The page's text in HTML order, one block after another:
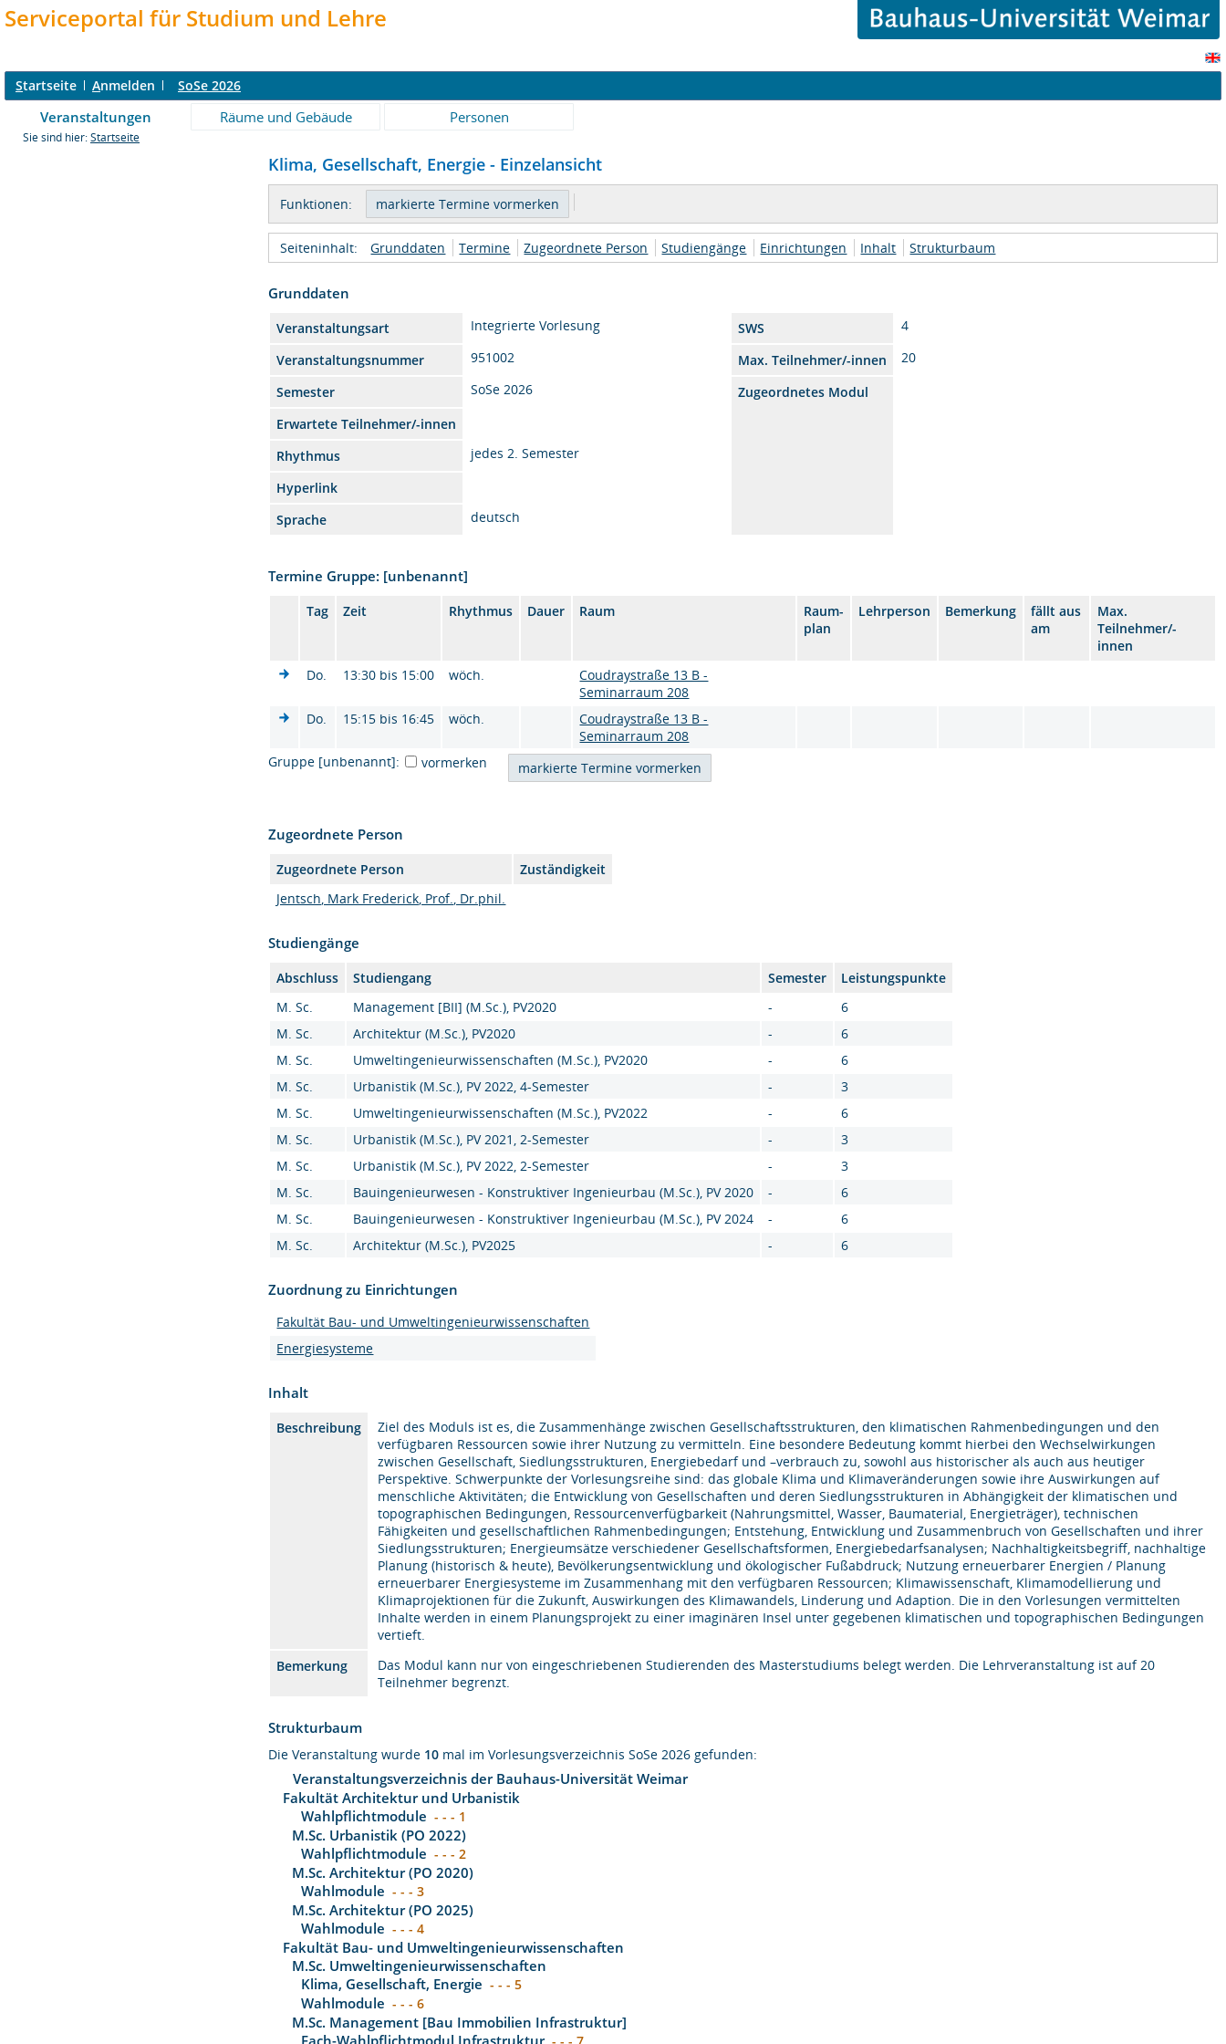
Serviceportal für Studium und Lehre
Startseite Anmelden SoSe 2026
Veranstaltungen Räume und Gebäude Personen
Sie sind hier: Startseite
Klima, Gesellschaft, Energie - Einzelansicht
Funktionen:
Seiteninhalt: Grunddaten Termine Zugeordnete Person Studiengänge Einrichtungen Inhalt Strukturbaum
Grunddaten
Veranstaltungsart Integrierte Vorlesung SWS
4
Veranstaltungsnummer
951002 Max. Teilnehmer/-innen
20
Semester
SoSe 2026
Zugeordnetes Modul
Erwartete Teilnehmer/-innen
Rhythmus
jedes 2. Semester
Hyperlink
Sprache
deutsch
Termine Gruppe: [unbenannt]
Tag Zeit Rhythmus Dauer Raum
Raum-
plan
Lehrperson Bemerkung
fällt aus
am
Max.
Teilnehmer/-
innen
Do.
13:30 bis 15:00 wöch.
Coudraystraße 13 B -
Seminarraum 208
Do.
15:15 bis 16:45 wöch.
Coudraystraße 13 B -
Seminarraum 208
Gruppe [unbenannt]:
vormerken
Zugeordnete Person
Zugeordnete Person
Zuständigkeit
Jentsch, Mark Frederick, Prof., Dr.phil.
Studiengänge
Abschluss Studiengang Semester
Leistungspunkte
M. Sc.
Management [BII] (M.Sc.), PV2020 -
6
M. Sc.
Architektur (M.Sc.), PV2020 -
6
M. Sc.
Umweltingenieurwissenschaften (M.Sc.), PV2020 -
6
M. Sc.
Urbanistik (M.Sc.), PV 2022, 4-Semester -
3
M. Sc.
Umweltingenieurwissenschaften (M.Sc.), PV2022 -
6
M. Sc.
Urbanistik (M.Sc.), PV 2021, 2-Semester -
3
M. Sc.
Urbanistik (M.Sc.), PV 2022, 2-Semester -
3
M. Sc.
Bauingenieurwesen - Konstruktiver Ingenieurbau (M.Sc.), PV 2020 -
6
M. Sc.
Bauingenieurwesen - Konstruktiver Ingenieurbau (M.Sc.), PV 2024 -
6
M. Sc.
Architektur (M.Sc.), PV2025 - 6
Zuordnung zu Einrichtungen
Fakultät Bau- und Umweltingenieurwissenschaften
Energiesysteme
Inhalt
Beschreibung
Ziel des Moduls ist es, die Zusammenhänge zwischen Gesellschaftsstrukturen, den klimatischen Rahmenbedingungen und den
verfügbaren Ressourcen sowie ihrer Nutzung zu vermitteln. Eine besondere Bedeutung kommt hierbei den Wechselwirkungen
zwischen Gesellschaft, Siedlungsstrukturen, Energiebedarf und –verbrauch zu, sowohl aus historischer als auch aus heutiger
Perspektive. Schwerpunkte der Vorlesungsreihe sind: das globale Klima und Klimaveränderungen sowie ihre Auswirkungen auf
menschliche Aktivitäten; die Entwicklung von Gesellschaften und deren Siedlungsstrukturen in Abhängigkeit der klimatischen und
topographischen Bedingungen, Ressourcenverfügbarkeit (Nahrungsmittel, Wasser, Baumaterial, Energieträger), technischen
Fähigkeiten und gesellschaftlichen Rahmenbedingungen; Entstehung, Entwicklung und Zusammenbruch von Gesellschaften und ihrer
Siedlungsstrukturen; Energieumsätze verschiedener Gesellschaftsformen, Energiebedarfsanalysen; Nachhaltigkeitsbegriff, nachhaltige
Planung (historisch & heute), Bevölkerungsentwicklung und ökologischer Fußabdruck; Nutzung erneuerbarer Energien / Planung
erneuerbarer Energiesysteme im Zusammenhang mit den verfügbaren Ressourcen; Klimawissenschaft, Klimamodellierung und
Klimaprojektionen für die Zukunft, Auswirkungen des Klimawandels, Linderung und Adaption. Die in den Vorlesungen vermittelten
Inhalte werden in einem Planungsprojekt zu einer imaginären Insel unter gegebenen klimatischen und topographischen Bedingungen
vertieft.
Bemerkung
Das Modul kann nur von eingeschriebenen Studierenden des Masterstudiums belegt werden. Die Lehrveranstaltung ist auf 20
Teilnehmer begrenzt.
Strukturbaum
Die Veranstaltung wurde 10 mal im Vorlesungsverzeichnis SoSe 2026 gefunden:
Veranstaltungsverzeichnis der Bauhaus-Universität Weimar
Fakultät Architektur und Urbanistik
Wahlpflichtmodule - - - 1
M.Sc. Urbanistik (PO 2022)
Wahlpflichtmodule - - - 2
M.Sc. Architektur (PO 2020)
Wahlmodule - - - 3
M.Sc. Architektur (PO 2025)
Wahlmodule - - - 4
Fakultät Bau- und Umweltingenieurwissenschaften
M.Sc. Umweltingenieurwissenschaften
Klima, Gesellschaft, Energie - - - 5
Wahlmodule - - - 6
M.Sc. Management [Bau Immobilien Infrastruktur]
Fach-Wahlpflichtmodul Infrastruktur